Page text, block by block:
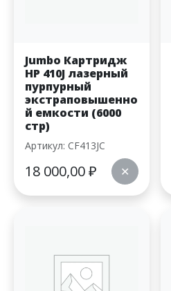
Jumbo Картридж
HP 410J лазерный
пурпурный
экстраповышенно
й емкости (6000
стр)
Артикул: CF413JC
18 000,00₽ ✕